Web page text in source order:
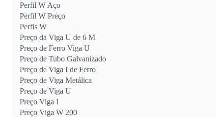
Perfil W Aço
Perfil W Preço
Perfis W
Preço da Viga U de 6 M
Preço de Ferro Viga U
Preço de Tubo Galvanizado
Preço de Viga I de Ferro
Preço de Viga Metálica
Preço de Viga U
Preço Viga I
Preço Viga W 200